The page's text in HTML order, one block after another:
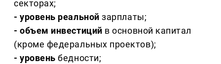
секторах;
- уровень реальной зарплаты;
- объем инвестиций в основной капитал
(кроме федеральных проектов);
- уровень бедности;